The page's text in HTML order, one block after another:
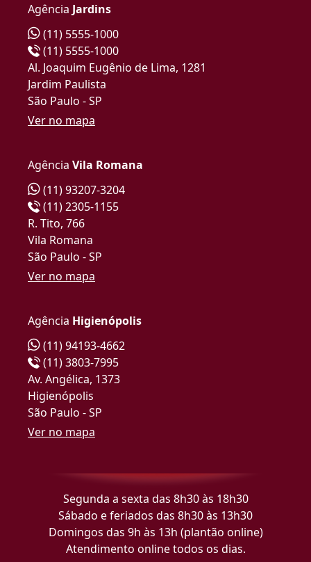
Agência Jardins
(11) 5555-1000
(11) 5555-1000
Al. Joaquim Eugênio de Lima, 1281
Jardim Paulista
São Paulo - SP
Ver no mapa
Agência Vila Romana
(11) 93207-3204
(11) 2305-1155
R. Tito, 766
Vila Romana
São Paulo - SP
Ver no mapa
Agência Higienópolis
(11) 94193-4662
(11) 3803-7995
Av. Angélica, 1373
Higienópolis
São Paulo - SP
Ver no mapa
Segunda a sexta das 8h30 às 18h30
Sábado e feriados das 8h30 às 13h30
Domingos das 9h às 13h (plantão online)
Atendimento online todos os dias.